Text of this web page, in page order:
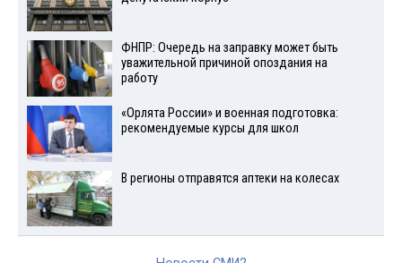
ФНПР: Очередь на заправку может быть
уважительной причиной опоздания на
работу
«Орлята России» и военная подготовка:
рекомендуемые курсы для школ
В регионы отправятся аптеки на колесах